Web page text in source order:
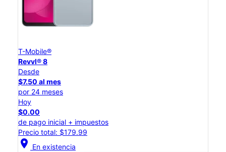
T-Mobile®
Revvl® 8
Desde
$7.50 al mes
por 24 meses
Hoy
$0.00
de pago inicial + impuestos
Precio total: $179.99
location_on En existencia